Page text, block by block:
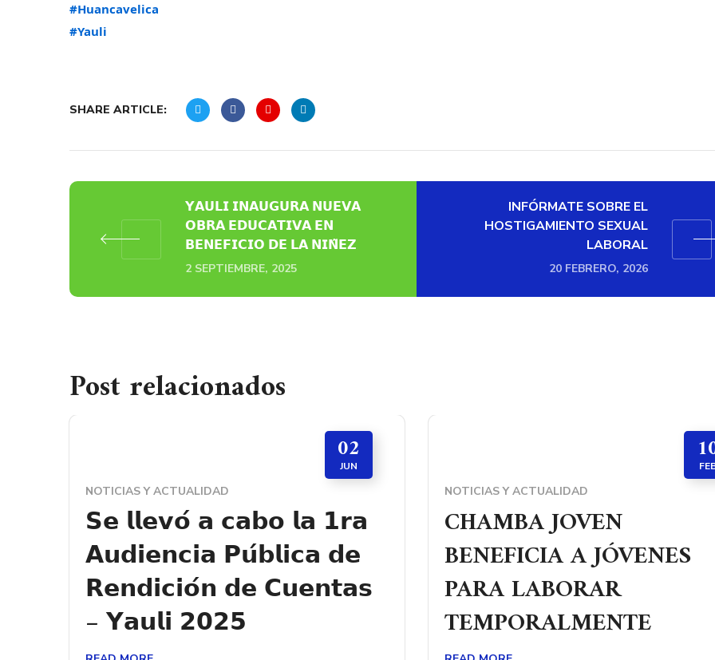
#Huancavelica
#Yauli
SHARE ARTICLE:
𝗬𝗔𝗨𝗟𝗜 𝗜𝗡𝗔𝗨𝗚𝗨𝗥𝗔 𝗡𝗨𝗘𝗩𝗔
𝗢𝗕𝗥𝗔 𝗘𝗗𝗨𝗖𝗔𝗧𝗜𝗩𝗔 𝗘𝗡
𝗕𝗘𝗡𝗘𝗙𝗜𝗖𝗜𝗢 𝗗𝗘 𝗟𝗔 𝗡𝗜𝗡̃𝗘𝗭
2 SEPTIEMBRE, 2025
INFÓRMATE SOBRE EL
HOSTIGAMIENTO SEXUAL
LABORAL
20 FEBRERO, 2026
Post relacionados
02
JUN
NOTICIAS Y ACTUALIDAD
𝗦𝗲 𝗹𝗹𝗲𝘃𝗼́ 𝗮 𝗰𝗮𝗯𝗼 𝗹𝗮 𝟭𝗿𝗮
𝗔𝘂𝗱𝗶𝗲𝗻𝗰𝗶𝗮 𝗣𝘂́𝗯𝗹𝗶𝗰𝗮 𝗱𝗲
𝗥𝗲𝗻𝗱𝗶𝗰𝗶𝗼́𝗻 𝗱𝗲 𝗖𝘂𝗲𝗻𝘁𝗮𝘀
– 𝗬𝗮𝘂𝗹𝗶 𝟮𝟬𝟮𝟱
NOTICIAS Y ACTUALIDAD
CHAMBA JOVEN
BENEFICIA A JÓVENES
PARA LABORAR
TEMPORALMENTE